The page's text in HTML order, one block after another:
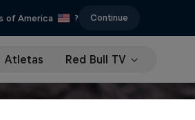
of America ? Continue
Atletas Red Bull TV